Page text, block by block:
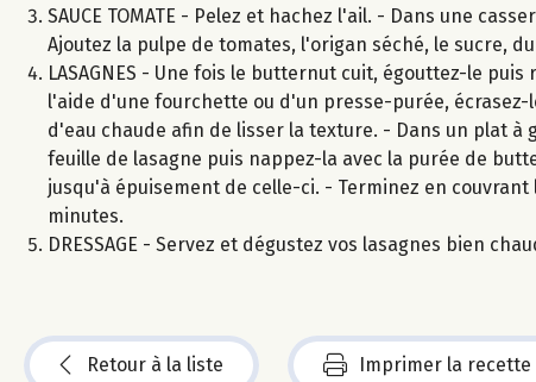
SAUCE TOMATE - Pelez et hachez l'ail. - Dans une
Ajoutez la pulpe de tomates, l'origan séché, le sucre,
LASAGNES - Une fois le butternut cuit, égouttez-le
l'aide d'une fourchette ou d'un presse-purée,
d'eau chaude afin de lisser la texture. - Dans un plat
feuille de lasagne puis nappez-la avec la purée de
jusqu'à épuisement de celle-ci. - Terminez en
minutes.
DRESSAGE - Servez et dégustez vos lasagnes bien
Retour à la liste Imprimer la recette